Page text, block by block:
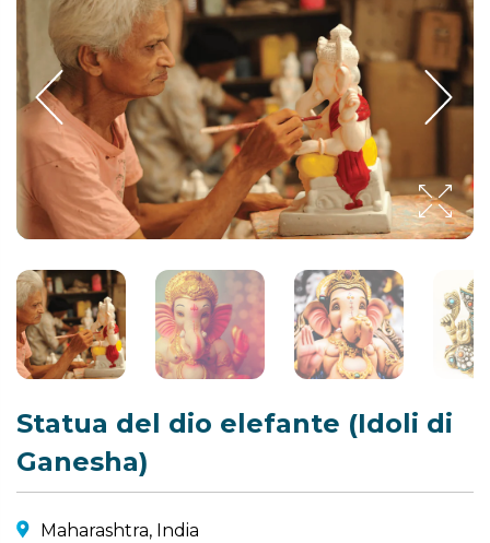
Statua del dio elefante (Idoli di
Ganesha)
Maharashtra, India